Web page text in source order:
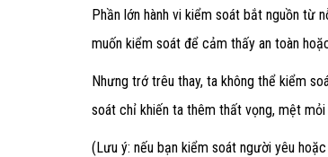
Phần lớn hành vi kiểm soát bắt nguồn từ
muốn kiểm soát để cảm thấy an toàn
Nhưng trớ trêu thay, ta không thể kiểm
soát chỉ khiến ta thêm thất vọng, mệt
(Lưu ý: nếu bạn kiểm soát người yêu